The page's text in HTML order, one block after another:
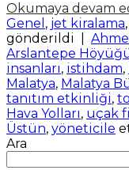
Okumaya devam
Genel , jet kiralama,
gönderildi
Arslantepe
insanları, istihdam,
Malatya, Malatya
tanıtım etkinliği,
Hava Yolları, uçak
Üstün, yöneticile
Ara